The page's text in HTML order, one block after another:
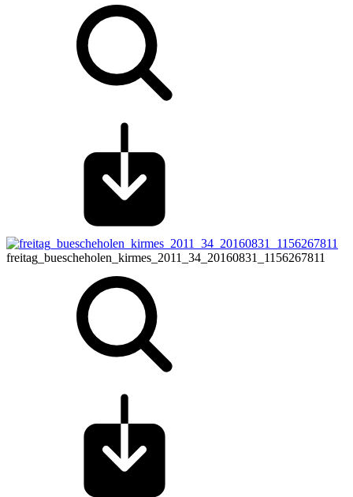
freitag_buescheholen_kirmes_2011_34_20160831_1156267811